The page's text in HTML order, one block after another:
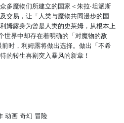
多魔物们所建立的国家＜朱拉·坦派斯
交易，让「人类与魔物共同漫步的国
姆露身为曾是人类的史莱姆，从根本上
界中却存在着明确的「对魔物的敌
时，利姆露将做出选择。做出「不希
转生喜剧突入暴风的新章！
动画 奇幻 冒险